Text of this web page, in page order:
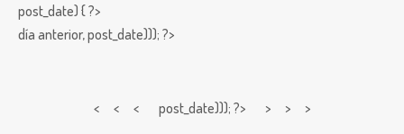
post_date) { ?>
día anterior,post_date))); ?>
< < < post_date))); ?> > > >